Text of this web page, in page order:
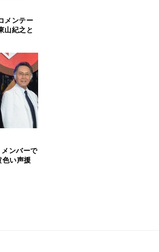
メンテー
山紀之と
ンバーで
色い声援